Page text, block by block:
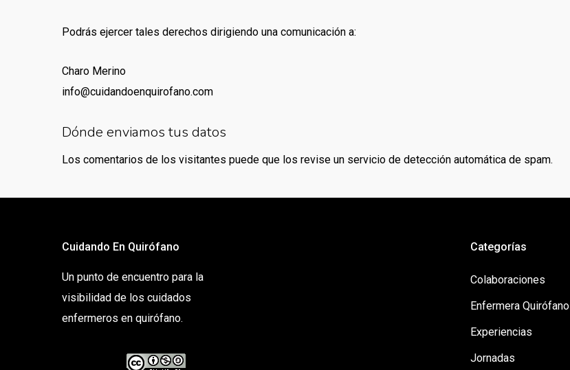
Podrás ejercer tales derechos dirigiendo una comunicación a:
Charo Merino
info@cuidandoenquirofano.com
Dónde enviamos tus datos
Los comentarios de los visitantes puede que los revise un servicio de detección automática de spam.
Cuidando En Quirófano
Un punto de encuentro para la
visibilidad de los cuidados
enfermeros en quirófano.
Categorías
Colaboraciones
Enfermera Quirófano
Experiencias
Jornadas